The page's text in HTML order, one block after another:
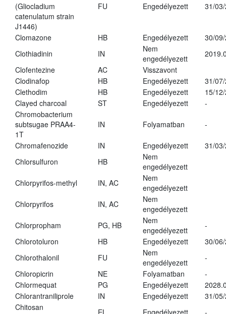
(Gliocladium
catenulatum strain
J1446)
FU Engedélyezett 31/
Clomazone HB Engedélyezett
30/
Clothiadinin
IN
Nem
engedélyezett
Clofentezine
AC
Visszavont
Clodinafop
HB Engedélyezett
31/
Clethodim
HB Engedélyezett
15/
Clayed charcoal
ST Engedélyezett
-
Chromobacterium
subtsugae PRAA4-
1T
IN Folyamatban -
Chromafenozide IN Engedélyezett
31/
Chlorsulfuron
HB
Nem
engedélyezett
Chlorpyrifos-methyl
IN, AC
Nem
engedélyezett
Chlorpyrifos
IN, AC
Nem
engedélyezett
Chlorpropham
PG, HB
Nem
engedélyezett
-
Chlorotoluron
HB Engedélyezett
30/
Chlorothalonil
FU
Nem
engedélyezett
-
Chloropicrin
NE Folyamatban
-
Chlormequat
PG Engedélyezett
Chlorantraniliprole
IN Engedélyezett
31/
Chitosan